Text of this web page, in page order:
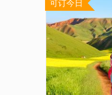
可订今日